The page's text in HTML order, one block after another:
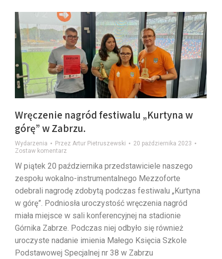
Wręczenie nagród festiwalu „Kurtyna w
górę” w Zabrzu.
Wydarzenia Przez Artur Pietruszewski
20 października 2023
Zostaw komentarz
W piątek 20 października przedstawiciele naszego
zespołu wokalno-instrumentalnego Mezzoforte
odebrali nagrodę zdobytą podczas festiwalu „Kurtyna
w górę”. Podniosła uroczystość wręczenia nagród
miała miejsce w sali konferencyjnej na stadionie
Górnika Zabrze. Podczas niej odbyło się również
uroczyste nadanie imienia Małego Księcia Szkole
Podstawowej Specjalnej nr 38 w Zabrzu